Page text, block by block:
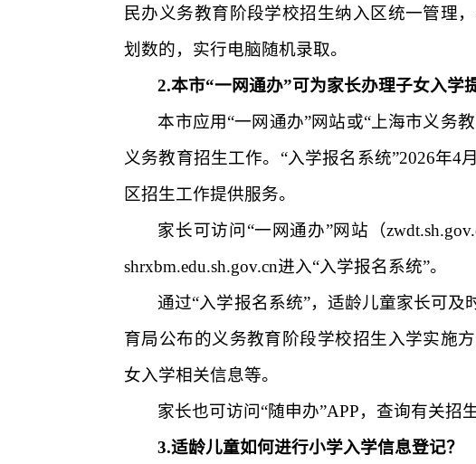
民办义务教育阶段学校招生纳入区统一管理
划数的，实行电脑随机录取。
2.本市“一网通办”可为家长办理子女入学
本市应用“一网通办”网站或“上海市义务
义务教育招生工作。 “入学报名系统”2026年4月
区招生工作提供服务。
家长可访问“一网通办”网站 （
shrxbm.edu.sh.gov.cn进入“入学报名系统”。
通过“入学报名系统”，适龄儿童家长可
育局公布的义务教育阶段学校招生入学实施
女入学相关信息等。
家长也可访问“随申办”APP，查询有关招
3.适龄儿童如何进行小学入学信息登记？